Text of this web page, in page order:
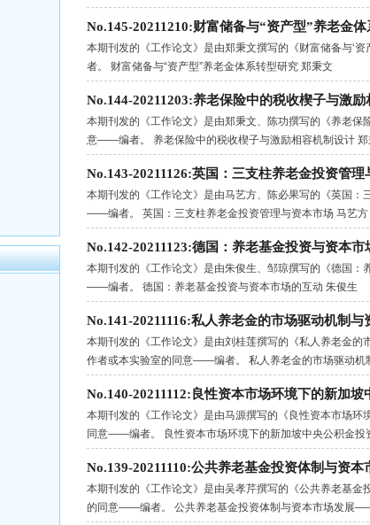
No.145-20211210:财富储备与“资产型”养老金
本期刊发的《工作论文》是由郑秉文撰写的《财富储备与‘
者。 财富储备与“资产型”养老金体系转型研究 郑秉文
No.144-20211203:养老保险中的税收楔子与激
本期刊发的《工作论文》是由郑秉文、陈功撰写的《养老
意——编者。 养老保险中的税收楔子与激励相容机制设计 郑
No.143-20211126:英国：三支柱养老金投资管理
本期刊发的《工作论文》是由马艺方、陈必果写的《英国
——编者。 英国：三支柱养老金投资管理与资本市场 马艺方
No.142-20211123:德国：养老基金投资与资本市
本期刊发的《工作论文》是由朱俊生、邹琼撰写的《德国
——编者。 德国：养老基金投资与资本市场的互动 朱俊生
No.141-20211116:私人养老金的市场驱动机制与
本期刊发的《工作论文》是由刘桂莲撰写的《私人养老金
作者或本实验室的同意——编者。 私人养老金的市场驱动机
No.140-20211112:良性资本市场环境下的新加
本期刊发的《工作论文》是由马源撰写的《良性资本市场
同意——编者。 良性资本市场环境下的新加坡中央公积金投
No.139-20211110:公共养老基金投资体制与资
本期刊发的《工作论文》是由吴孝芹撰写的《公共养老基
的同意——编者。 公共养老基金投资体制与资本市场发展